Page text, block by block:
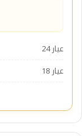
عيار 24
عيار 18